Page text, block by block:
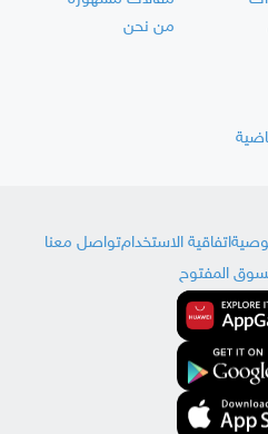
من نحن
اتفاقية الاستخدامتواصل معنا
المفتوح